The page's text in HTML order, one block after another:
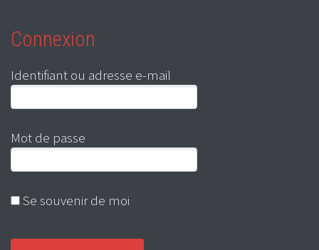
Connexion
Identifiant ou adresse e-mail
Mot de passe
Se souvenir de moi